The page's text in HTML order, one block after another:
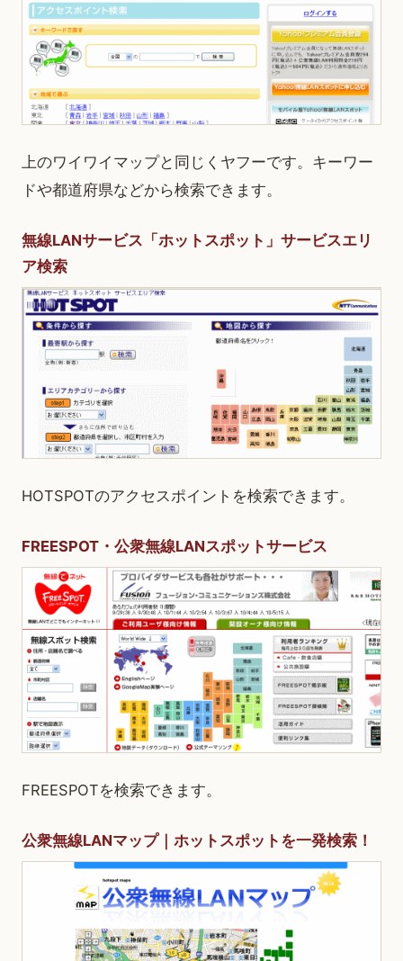
上のワイワイマップと同じくヤフーです。キーワー
ドや都道府県などから検索できます。
無線LANサービス「ホットスポット」サービスエリ
ア検索
HOTSPOTのアクセスポイントを検索できます。
FREESPOT・公衆無線LANスポットサービス
FREESPOTを検索できます。
公衆無線LANマップ｜ホットスポットを一発検索！